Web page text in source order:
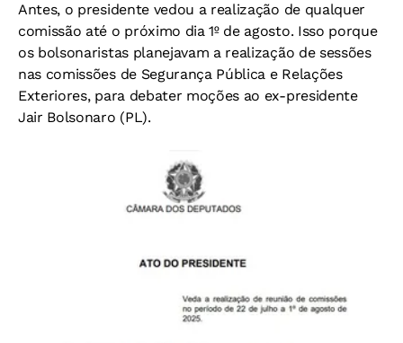
Antes, o presidente vedou a realização de qualquer
comissão até o próximo dia 1º de agosto. Isso porque
os bolsonaristas planejavam a realização de sessões
nas comissões de Segurança Pública e Relações
Exteriores, para debater moções ao ex-presidente
Jair Bolsonaro (PL).